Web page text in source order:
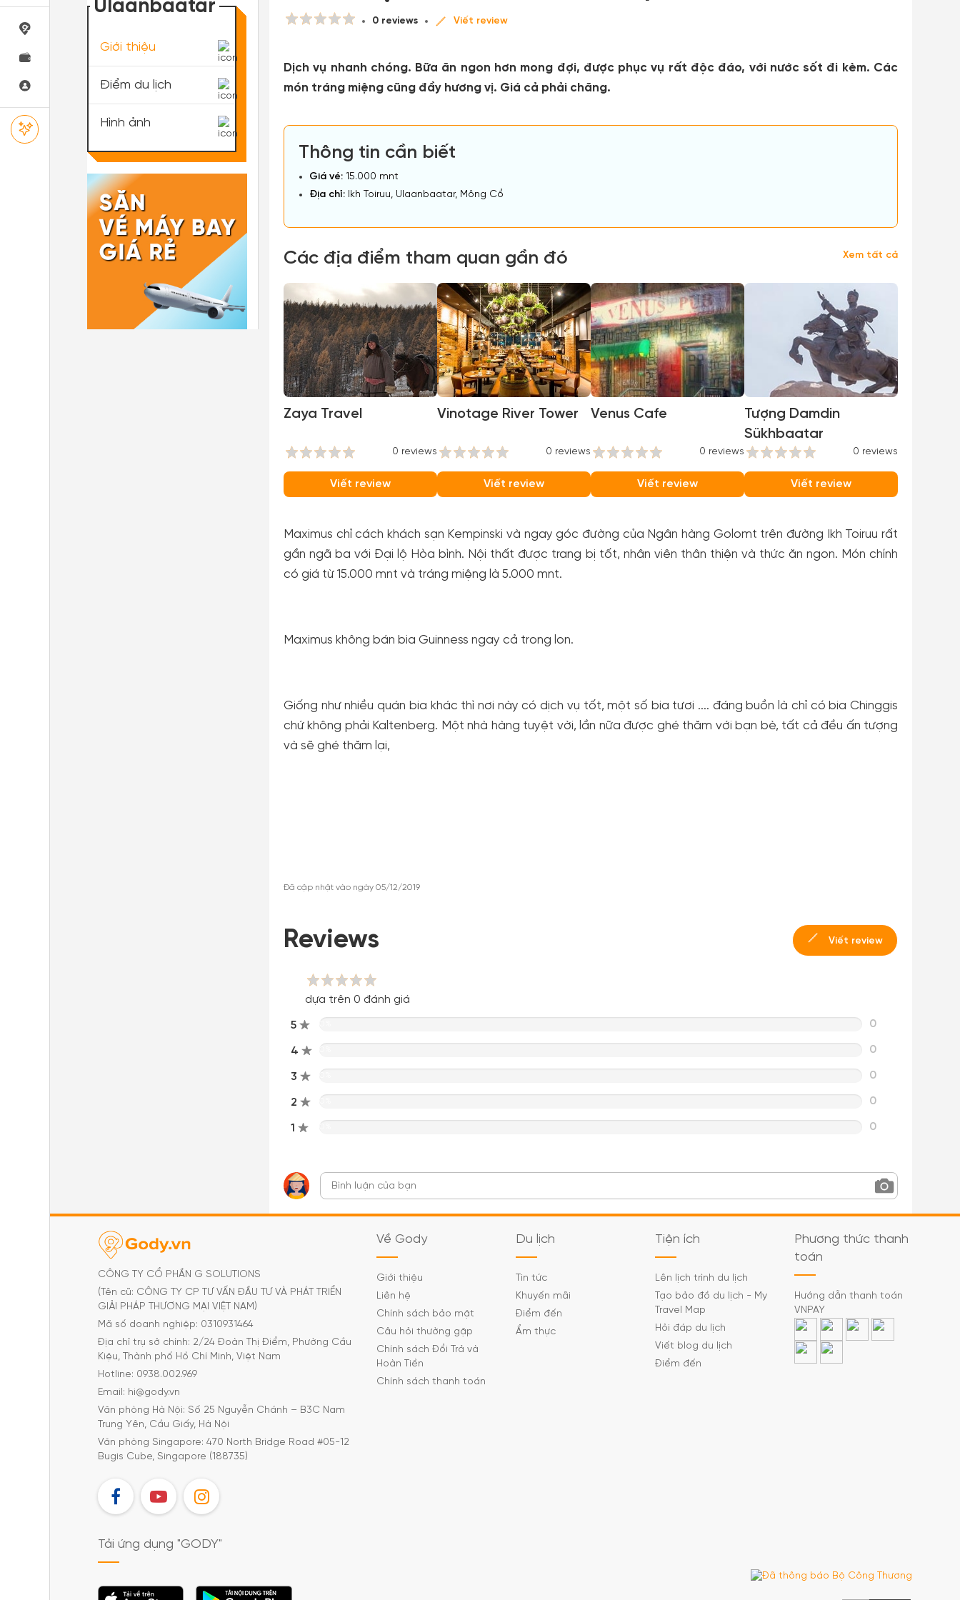
0 reviews Viết review
Dịch vụ nhanh chóng. Bữa ăn ngon hơn mong đợi, được phục vụ rất độc đáo, với nước sốt đi kèm. Các
món tráng miệng cũng đầy hương vị. Giá cả phải chăng.
Thông tin cần biết
Giá vé: 15.000 mnt
Địa chỉ: Ikh Toiruu, Ulaanbaatar, Mông Cổ
Các địa điểm tham quan gần đó Xem tất cả
Zaya Travel
0 reviews
Viết review
Vinotage River Tower
0 reviews
Viết review
Venus Cafe
0 reviews
Viết review
Tượng Damdin
Sükhbaatar
0 reviews
Viết review
Maximus chỉ cách khách sạn Kempinski và ngay góc đường của Ngân hàng Golomt trên đường Ikh Toiruu rất
gần ngã ba với Đại lộ Hòa bình. Nội thất được trang bị tốt, nhân viên thân thiện và thức ăn ngon. Món chính
có giá từ 15.000 mnt và tráng miệng là 5.000 mnt.
Maximus không bán bia Guinness ngay cả trong lon.
Giống như nhiều quán bia khác thì nơi này có dịch vụ tốt, một số bia tươi .... đáng buồn là chỉ có bia Chinggis
chứ không phải Kaltenberg. Một nhà hàng tuyệt vời, lần nữa được ghé thăm với bạn bè, tất cả đều ấn tượng
và sẽ ghé thăm lại,
Đã cập nhật vào ngày 05/12/2019
Reviews Viết review
dựa trên 0 đánh giá
5 0
4 0
3 0
2 0
1 0
Ulaanbaatar
Giới thiệu
Điểm du lịch
Hình ảnh
CÔNG TY CỔ PHẦN G SOLUTIONS
(Tên cũ: CÔNG TY CP TƯ VẤN ĐẦU TƯ VÀ PHÁT TRIỂN
GIẢI PHÁP THƯƠNG MẠI VIỆT NAM)
Mã số doanh nghiệp: 0310931464
Địa chỉ trụ sở chính: 2/24 Đoàn Thị Điểm, Phường Cầu
Kiệu, Thành phố Hồ Chí Minh, Việt Nam
Hotline: 0938.002.969
Email: hi@gody.vn
Văn phòng Hà Nội: Số 25 Nguyễn Chánh – B3C Nam
Trung Yên, Cầu Giấy, Hà Nội
Văn phòng Singapore: 470 North Bridge Road #05-12
Bugis Cube, Singapore (188735)
FB YT IG
Về Gody
Giới thiệu
Liên hệ
Chính sách bảo mật
Câu hỏi thường gặp
Chính sách Đổi Trả và
Hoàn Tiền
Chính sách thanh toán
Du lịch
Tin tức
Khuyến mãi
Điểm đến
Ẩm thực
Tiện ích
Lên lịch trình du lịch
Tạo bảo đồ du lịch - My
Travel Map
Hỏi đáp du lịch
Viết blog du lịch
Điểm đến
Phương thức thanh
toán
Hướng dẫn thanh toán
VNPAY
Tải ứng dụng "GODY"